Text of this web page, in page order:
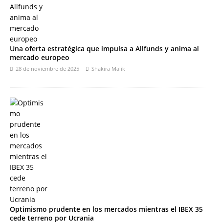
Una oferta estratégica que impulsa a Allfunds y anima al
mercado europeo
28 de noviembre de 2025 Shakira Malik
Optimismo prudente en los mercados mientras el IBEX 35
cede terreno por Ucrania